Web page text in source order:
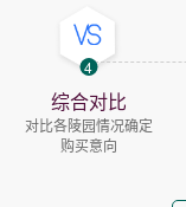
4
综合对比
对比各陵园情况确定
购买意向